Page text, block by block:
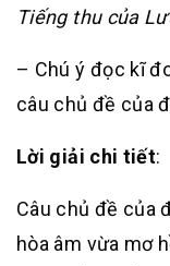
Tiếng thu của
– Chú ý đọc kĩ
câu chủ đề của
Lời giải chi tiết:
Câu chủ đề của
hòa âm vừa mơ